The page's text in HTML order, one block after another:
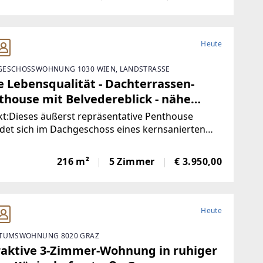
Heute
1030 WIEN, LANDSTRASSE
Lebensqualität - Dachterrassen-
mit Belvedereblick - nähe
äußerst repräsentative Penthouse
sich im Dachgeschoss eines kernsanierten
Die Wohnung bietet ein einzigartiges
und durch die direkte Verbindung des
216 m² 5 Zimmer € 3.950,00
Heute
8020 GRAZ
3-Zimmer-Wohnung in ruhiger